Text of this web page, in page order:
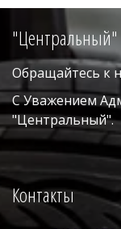
"Центральный"
Обращайтесь к
С Уважением
"Центральный".
Контакты